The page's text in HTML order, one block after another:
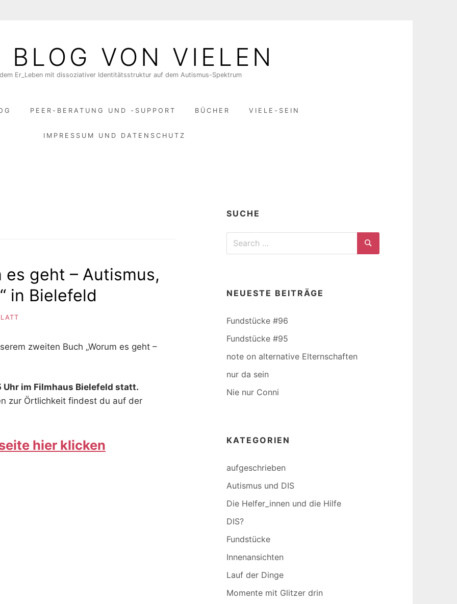
BLOG VON VIELEN
Er_Leben mit dissoziativer Identitätsstruktur auf dem Autismus-Spektrum
PEER-BERATUNG UND -SUPPORT BÜCHER VIELE-SEIN
IMPRESSUM UND DATENSCHUTZ
es geht – Autismus,
in Bielefeld
zweiten Buch „Worum es geht –
Uhr im Filmhaus Bielefeld statt.
zur Örtlichkeit findest du auf der
hier klicken
SUCHE
Search
Search
NEUESTE BEITRÄGE
Fundstücke #96
Fundstücke #95
note on alternative Elternschaften
nur da sein
Nie nur Conni
KATEGORIEN
aufgeschrieben
Autismus und DIS
Die Helfer_innen und die Hilfe
DIS?
Fundstücke
Innenansichten
Lauf der Dinge
Momente mit Glitzer drin